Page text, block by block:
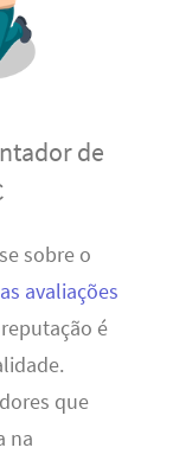
de
sobre o
avaliações
é
que
na